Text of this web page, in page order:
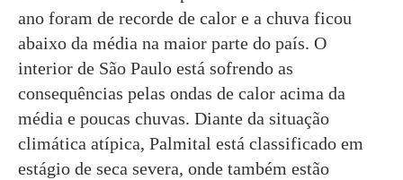
ano foram de recorde de calor e a chuva ficou
abaixo da média na maior parte do país. O
interior de São Paulo está sofrendo as
consequências pelas ondas de calor acima da
média e poucas chuvas. Diante da situação
climática atípica, Palmital está classificado em
estágio de seca severa, onde também estão